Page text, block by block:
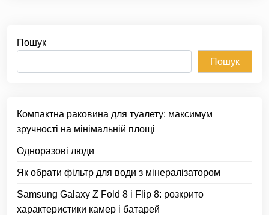
Пошук
Пошук
Компактна раковина для туалету: максимум
зручності на мінімальній площі
Одноразові люди
Як обрати фільтр для води з мінералізатором
Samsung Galaxy Z Fold 8 і Flip 8: розкрито
характеристики камер і батарей